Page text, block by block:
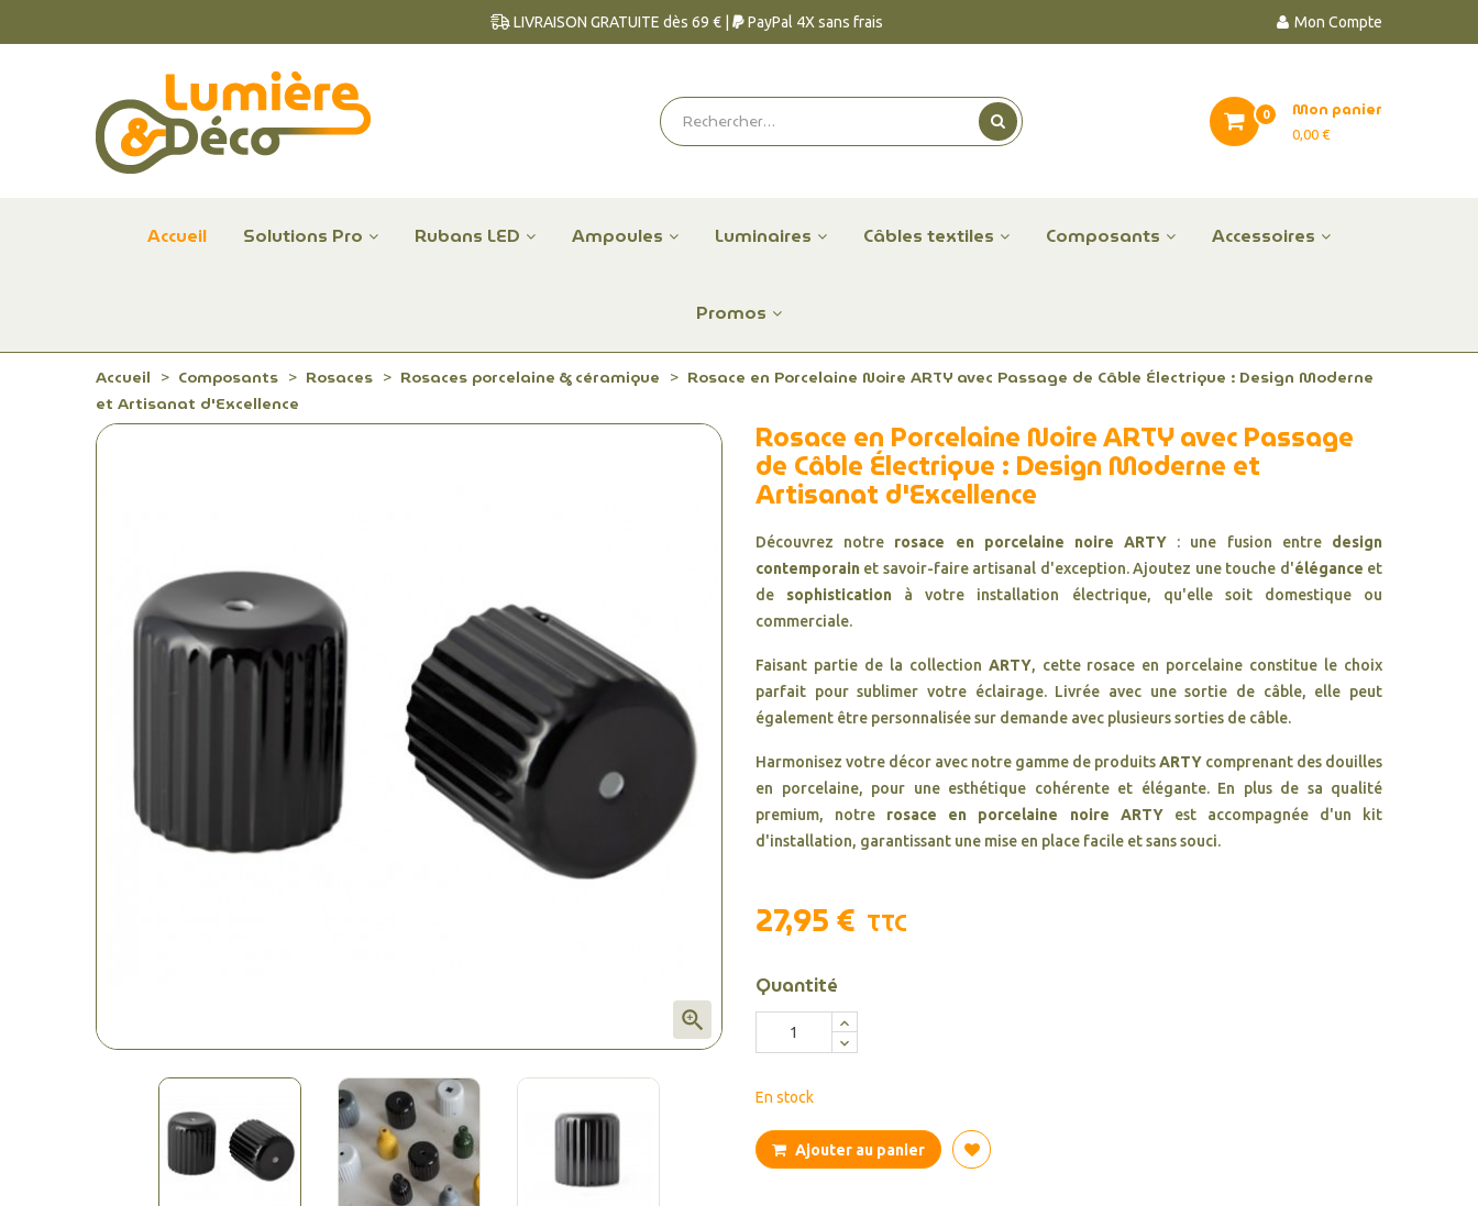
Mon Compte
LIVRAISON GRATUITE dès 69 € | PayPal 4X sans frais
Mon panier
0,00 €
0
Accueil Solutions Pro Rubans LED Ampoules Luminaires Câbles textiles Composants Accessoires
Promos
Accueil Composants Rosaces Rosaces porcelaine & céramique
Rosace en Porcelaine Noire ARTY avec Passage de Câble Électrique : Design Moderne
et Artisanat d'Excellence

Rosace en Porcelaine Noire ARTY avec Passage
de Câble Électrique : Design Moderne et
Artisanat d'Excellence
Découvrez notre rosace en porcelaine noire ARTY : une fusion entre design
contemporain et savoir-faire artisanal d'exception. Ajoutez une touche d'élégance et
de sophistication à votre installation électrique, qu'elle soit domestique ou
commerciale.
Faisant partie de la collection ARTY, cette rosace en porcelaine constitue le choix
parfait pour sublimer votre éclairage. Livrée avec une sortie de câble, elle peut
également être personnalisée sur demande avec plusieurs sorties de câble.
Harmonisez votre décor avec notre gamme de produitsARTY comprenant des douilles
en porcelaine, pour une esthétique cohérente et élégante. En plus de sa qualité
premium, notre rosace en porcelaine noire ARTYest accompagnée d'un kit
d'installation, garantissant une mise en place facile et sans souci.
27,95 € TTC
Quantité
En stock
Ajouter au panier